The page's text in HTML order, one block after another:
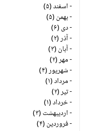
-اسفند (۵)
-بهمن (۵)
-دی (۶)
-آذر (۲)
-آبان (۳)
-مهر (۲)
-شهریور (۴)
-مرداد (۱)
-تیر (۲)
-خرداد (۱)
-اردیبهشت (۳)
-فروردین (۴)